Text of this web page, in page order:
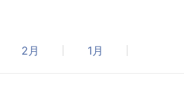
2月 1月